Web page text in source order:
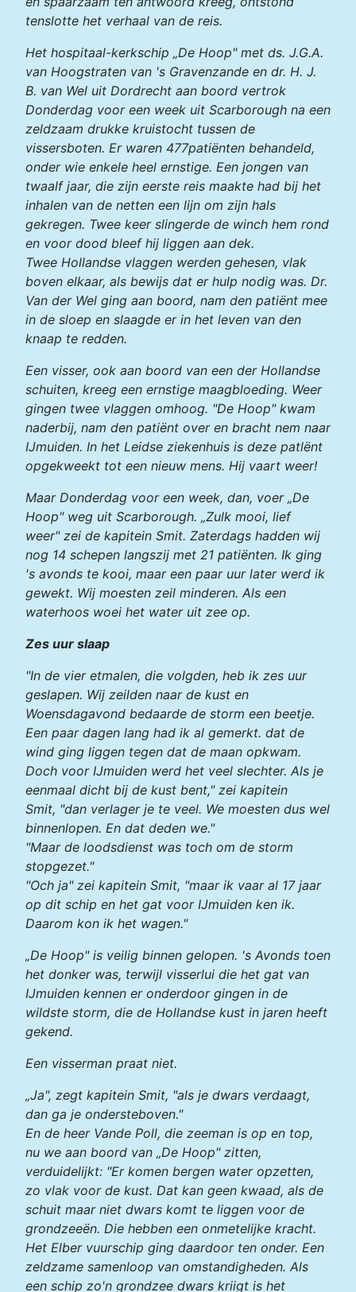
tenslotte het verhaal van de reis.
Het hospitaal-kerkschip „De Hoop" met ds. J.G.A.
van Hoogstraten van 's Gravenzande en dr. H. J.
B. van Wel uit Dordrecht aan boord vertrok
Donderdag voor een week uit Scarborough na een
zeldzaam drukke kruistocht tussen de
vissersboten. Er waren 477patiënten behandeld,
onder wie enkele heel ernstige. Een jongen van
twaalf jaar, die zijn eerste reis maakte had bij het
inhalen van de netten een lijn om zijn hals
gekregen. Twee keer slingerde de winch hem rond
en voor dood bleef hij liggen aan dek.
Twee Hollandse vlaggen werden gehesen, vlak
boven elkaar, als bewijs dat er hulp nodig was. Dr.
Van der Wel ging aan boord, nam den patiënt mee
in de sloep en slaagde er in het leven van den
knaap te redden.
Een visser, ook aan boord van een der Hollandse
schuiten, kreeg een ernstige maagbloeding. Weer
gingen twee vlaggen omhoog. "De Hoop" kwam
naderbij, nam den patiënt over en bracht nem naar
IJmuiden. In het Leidse ziekenhuis is deze patlënt
opgekweekt tot een nieuw mens. Hij vaart weer!
Maar Donderdag voor een week, dan, voer „De
Hoop" weg uit Scarborough. „Zulk mooi, lief
weer" zei de kapitein Smit. Zaterdags hadden wij
nog 14 schepen langszij met 21 patiënten. Ik ging
's avonds te kooi, maar een paar uur later werd ik
gewekt. Wij moesten zeil minderen. Als een
waterhoos woei het water uit zee op.
Zes uur slaap
"In de vier etmalen, die volgden, heb ik zes uur
geslapen. Wij zeilden naar de kust en
Woensdagavond bedaarde de storm een beetje.
Een paar dagen lang had ik al gemerkt. dat de
wind ging liggen tegen dat de maan opkwam.
Doch voor IJmuiden werd het veel slechter. Als je
eenmaal dicht bij de kust bent," zei kapitein
Smit, "dan verlager je te veel. We moesten dus wel
binnenlopen. En dat deden we."
"Maar de loodsdienst was toch om de storm
stopgezet."
"Och ja" zei kapitein Smit, "maar ik vaar al 17 jaar
op dit schip en het gat voor IJmuiden ken ik.
Daarom kon ik het wagen."
„De Hoop" is veilig binnen gelopen. 's Avonds toen
het donker was, terwijl visserlui die het gat van
IJmuiden kennen er onderdoor gingen in de
wildste storm, die de Hollandse kust in jaren heeft
gekend.
Een visserman praat niet.
„Ja", zegt kapitein Smit, "als je dwars verdaagt,
dan ga je ondersteboven."
En de heer Vande Poll, die zeeman is op en top,
nu we aan boord van „De Hoop" zitten,
verduidelijkt: "Er komen bergen water opzetten,
zo vlak voor de kust. Dat kan geen kwaad, als de
schuit maar niet dwars komt te liggen voor de
grondzeeën. Die hebben een onmetelijke kracht.
Het Elber vuurschip ging daardoor ten onder. Een
zeldzame samenloop van omstandigheden. Als
een schip zo'n grondzee dwars kriigt is het